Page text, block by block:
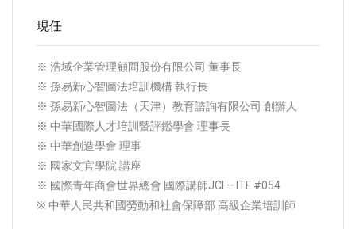
現任
※ 浩域企業管理顧問股份有限公司 董事長
※ 孫易新心智圖法培訓機構 執行長
※ 孫易新心智圖法（天津）教育諮詢有限公司 創辦人
※ 中華國際人才培訓暨評鑑學會 理事長
※ 中華創造學會 理事
※ 國家文官學院 講座
※ 國際青年商會世界總會 國際講師JCI – ITF #054
※ 中華人民共和國勞動和社會保障部 高級企業培訓師